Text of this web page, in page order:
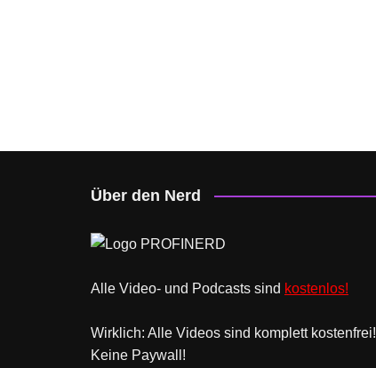
Über den Nerd
Alle Video- und Podcasts sind kostenlos!
Wirklich: Alle Videos sind komplett kostenfrei!
Keine Paywall!